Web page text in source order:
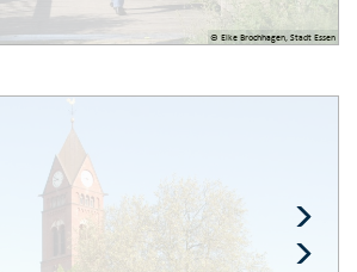
© Elke Brochhagen, Stadt Essen